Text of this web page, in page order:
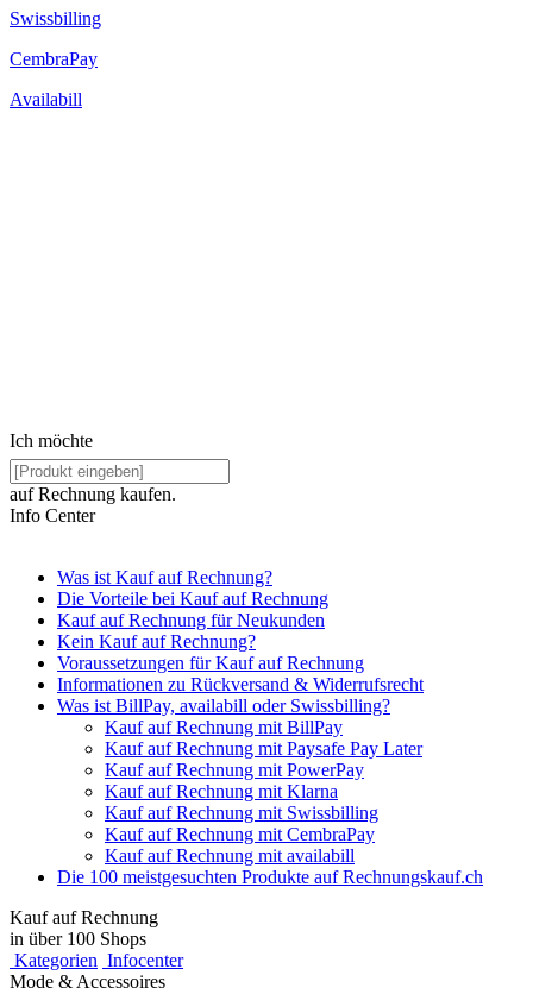
Swissbilling
CembraPay
Availabill
Ich möchte
auf Rechnung kaufen.
Info Center
Was ist Kauf auf Rechnung?
Die Vorteile bei Kauf auf Rechnung
Kauf auf Rechnung für Neukunden
Kein Kauf auf Rechnung?
Voraussetzungen für Kauf auf Rechnung
Informationen zu Rückversand & Widerrufsrecht
Was ist BillPay, availabill oder Swissbilling?
Kauf auf Rechnung mit BillPay
Kauf auf Rechnung mit Paysafe Pay Later
Kauf auf Rechnung mit PowerPay
Kauf auf Rechnung mit Klarna
Kauf auf Rechnung mit Swissbilling
Kauf auf Rechnung mit CembraPay
Kauf auf Rechnung mit availabill
Die 100 meistgesuchten Produkte auf Rechnungskauf.ch
Kauf auf Rechnung
in über 100 Shops
Kategorien Infocenter
Mode & Accessoires